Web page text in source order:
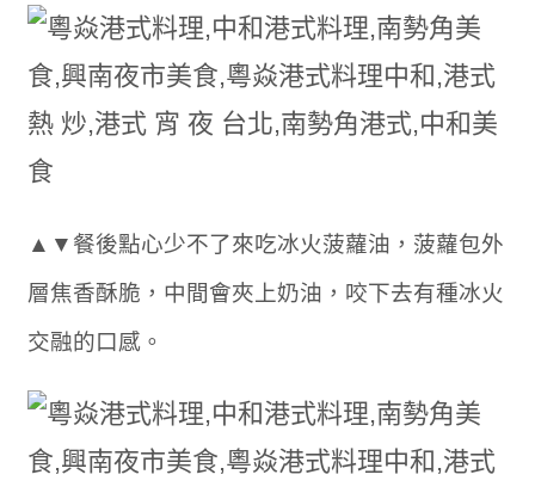
▲▼餐後點心少不了來吃冰火菠蘿油，菠蘿包外
層焦香酥脆，中間會夾上奶油，咬下去有種冰火
交融的口感。